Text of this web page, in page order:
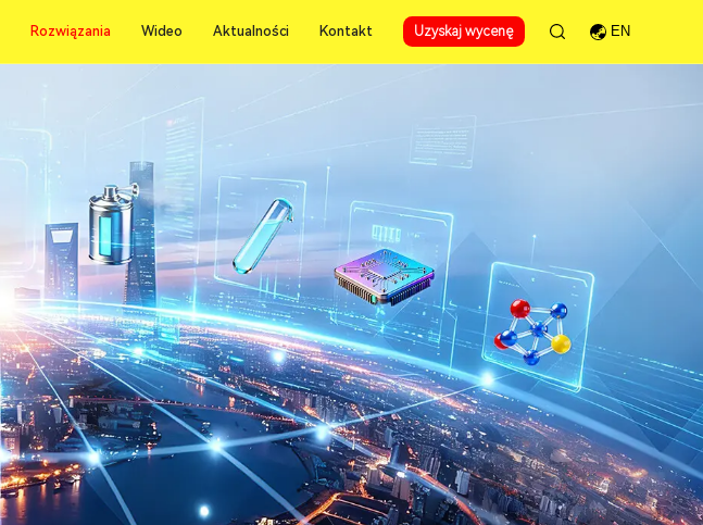
Rozwiązania
Wideo Aktualności Kontakt Uzyskaj wycenę EN